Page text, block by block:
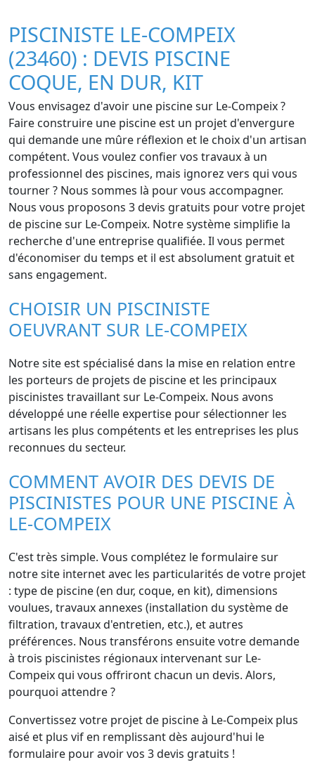
PISCINISTE LE-COMPEIX
(23460) : DEVIS PISCINE
COQUE, EN DUR, KIT
Vous envisagez d'avoir une piscine sur Le-Compeix ?
Faire construire une piscine est un projet d'envergure
qui demande une mûre réflexion et le choix d'un artisan
compétent. Vous voulez confier vos travaux à un
professionnel des piscines, mais ignorez vers qui vous
tourner ? Nous sommes là pour vous accompagner.
Nous vous proposons 3 devis gratuits pour votre projet
de piscine sur Le-Compeix. Notre système simplifie la
recherche d'une entreprise qualifiée. Il vous permet
d'économiser du temps et il est absolument gratuit et
sans engagement.
CHOISIR UN PISCINISTE
OEUVRANT SUR LE-COMPEIX
Notre site est spécialisé dans la mise en relation entre
les porteurs de projets de piscine et les principaux
piscinistes travaillant sur Le-Compeix. Nous avons
développé une réelle expertise pour sélectionner les
artisans les plus compétents et les entreprises les plus
reconnues du secteur.
COMMENT AVOIR DES DEVIS DE
PISCINISTES POUR UNE PISCINE À
LE-COMPEIX
C'est très simple. Vous complétez le formulaire sur
notre site internet avec les particularités de votre projet
: type de piscine (en dur, coque, en kit), dimensions
voulues, travaux annexes (installation du système de
filtration, travaux d'entretien, etc.), et autres
préférences. Nous transférons ensuite votre demande
à trois piscinistes régionaux intervenant sur Le-
Compeix qui vous offriront chacun un devis. Alors,
pourquoi attendre ?
Convertissez votre projet de piscine à Le-Compeix plus
aisé et plus vif en remplissant dès aujourd'hui le
formulaire pour avoir vos 3 devis gratuits !